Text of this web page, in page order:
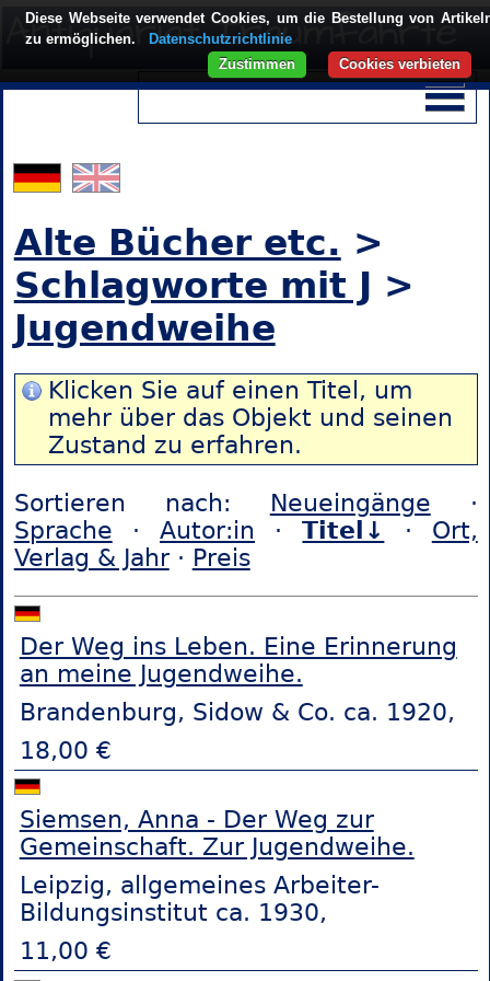
Alte Bücher etc. >
Schlagworte mit J >
Jugendweihe
Klicken Sie auf einen Titel, um
mehr über das Objekt und seinen
Zustand zu erfahren.
Sortieren nach: Neueingänge ·
Sprache ·Autor:in ·Titel↓ · Ort,
Verlag & Jahr· Preis
Der Weg ins Leben. Eine Erinnerung
an meine Jugendweihe.
Brandenburg, Sidow & Co. ca. 1920,
18,00 €
Siemsen, Anna - Der Weg zur
Gemeinschaft. Zur Jugendweihe.
Leipzig, allgemeines Arbeiter-
Bildungsinstitut ca. 1930,
11,00 €
Diese Webseite verwendet Cookies, um die Bestellung von
zu ermöglichen.
Datenschutzrichtlinie
Cookies verbieten
Zustimmen